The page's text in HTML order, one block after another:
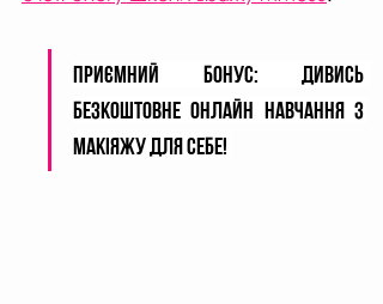
Приємний бонус: дивись
безкоштовне онлайн навчання з
МАКІЯЖУ ДЛЯ СЕБЕ!